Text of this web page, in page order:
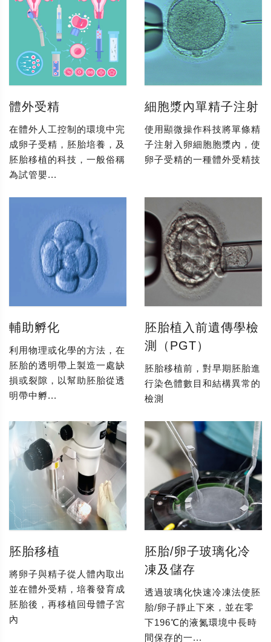
體外受精
在體外人工控制的環境中完
成卵子受精，胚胎培養，及
胚胎移植的科技，一般俗稱
為試管嬰...
細胞漿內單精子注射
使用顯微操作科技將單條精
子注射入卵細胞胞漿內，使
卵子受精的一種體外受精技
輔助孵化
利用物理或化學的方法，在
胚胎的透明帶上製造一處缺
損或裂隙，以幫助胚胎從透
明帶中孵...
胚胎植入前遺傳學檢
測（PGT）
胚胎移植前，對早期胚胎進
行染色體數目和結構異常的
檢測
胚胎移植
將卵子與精子從人體內取出
並在體外受精，培養發育成
胚胎後，再移植回母體子宮
內
胚胎/卵子玻璃化冷
凍及儲存
透過玻璃化快速冷凍法使胚
胎/卵子靜止下來，並在零
下196℃的液氮環境中長時
間保存的一...